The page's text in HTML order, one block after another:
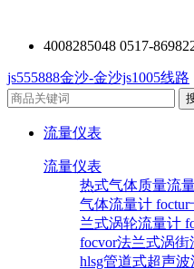
4008285048 0517-
js555888金沙-金沙js1005线路
流量仪表
流量仪表
热式气体质量流
气体流量计
兰式涡轮流量计
focvor法兰式涡街
hlsg管道式超声